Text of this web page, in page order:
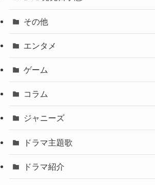
その他
エンタメ
ゲーム
コラム
ジャニーズ
ドラマ主題歌
ドラマ紹介